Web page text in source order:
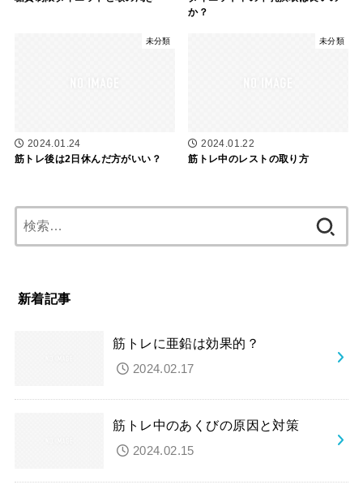
か？
未分類
2024.01.24
筋トレ後は2日休んだ方がいい？
未分類
2024.01.22
筋トレ中のレストの取り方
索:
新着記事
筋トレに亜鉛は効果的？
2024.02.17
筋トレ中のあくびの原因と対策
2024.02.15